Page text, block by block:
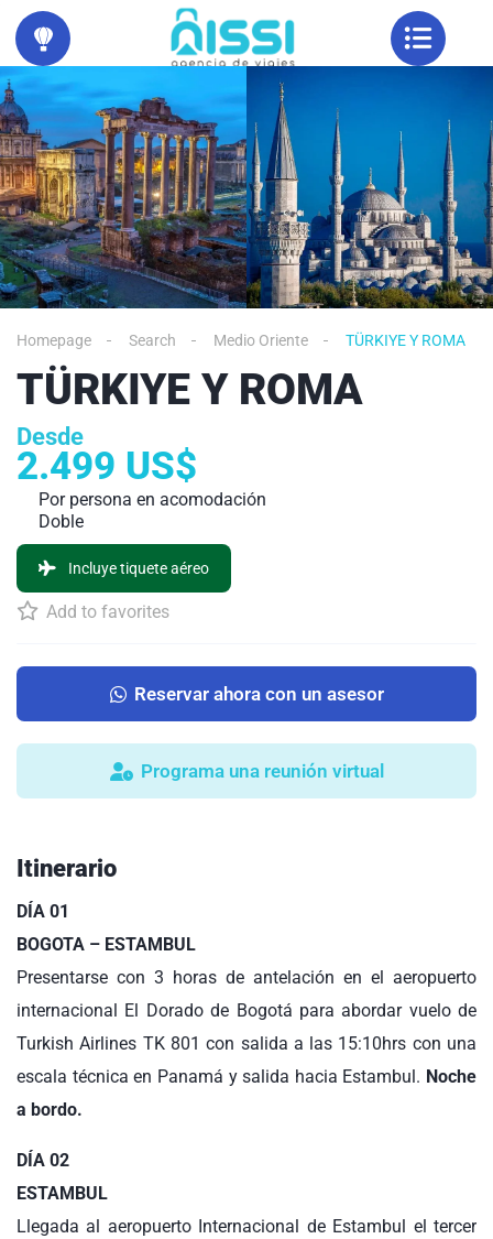
Homepage Search Medio Oriente TÜRKIYE Y ROMA
TÜRKIYE Y ROMA
Desde
2.499 US$
Por persona en acomodación
Doble
Incluye tiquete aéreo
Add to favorites
Reservar ahora con un asesor
Programa una reunión virtual
Itinerario
DÍA 01
BOGOTA – ESTAMBUL
Presentarse con 3 horas de antelación en el aeropuerto
internacional El Dorado de Bogotá para abordar vuelo de
Turkish Airlines TK 801 con salida a las 15:10hrs con una
escala técnica en Panamá y salida hacia Estambul. Noche
a bordo.
DÍA 02
ESTAMBUL
Llegada al aeropuerto Internacional de Estambul el tercer